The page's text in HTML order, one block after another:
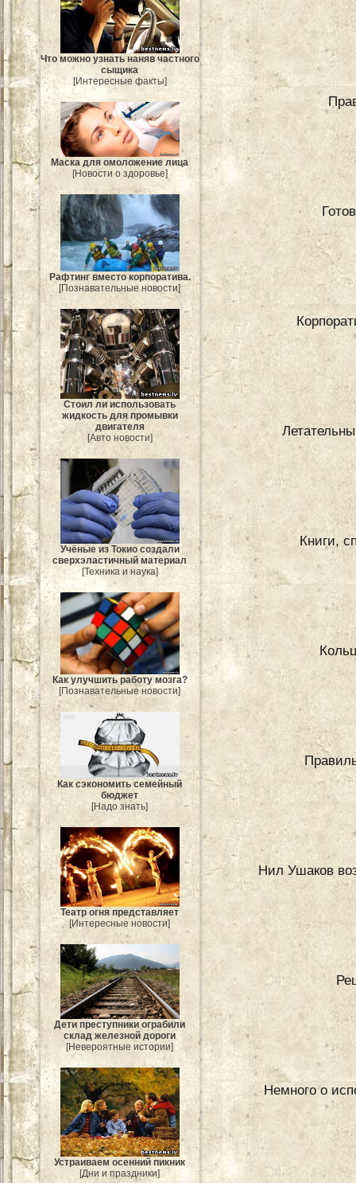
Что можно узнать наняв частного
сыщика
[Интересные факты]
Маска для омоложение лица
[Новости о здоровье]
Рафтинг вместо корпоратива.
[Познавательные новости]
Стоил ли использовать
жидкость для промывки
двигателя
[Авто новости]
Учёные из Токио создали
сверхэластичный материал
[Техника и наука]
Как улучшить работу мозга?
[Познавательные новости]
Как сэкономить семейный
бюджет
[Надо знать]
Театр огня представляет
[Интересные новости]
Дети преступники ограбили
склад железной дороги
[Невероятные истории]
Устраиваем осенний пикник
[Дни и праздники]
Книги,
Нил Ушаков
Немного о